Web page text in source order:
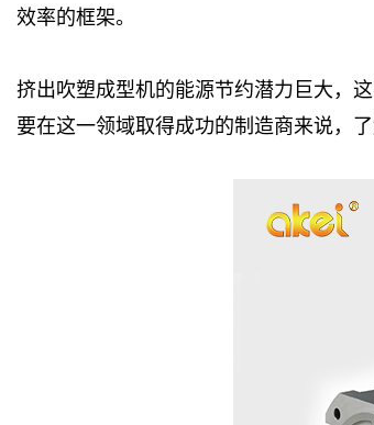
效率的框架。
挤出吹塑成型机的能源节约潜力巨大，
要在这一领域取得成功的制造商来说，